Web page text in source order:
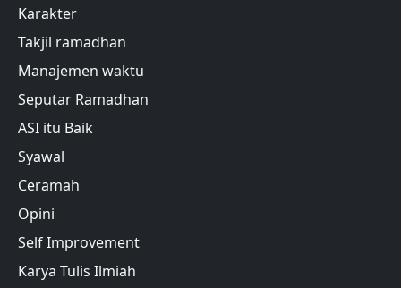
Karakter
Takjil ramadhan
Manajemen waktu
Seputar Ramadhan
ASI itu Baik
Syawal
Ceramah
Opini
Self Improvement
Karya Tulis Ilmiah